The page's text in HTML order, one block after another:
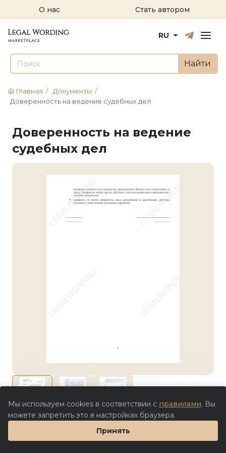
О нас Стать автором
РусскийEnglish
RU
Найти
Главная / Документы /
Доверенность на ведение судебных дел
Доверенность на ведение
судебных дел
Цена партнера
Заполнить шаблон в Doczilla
Мы используем cookies в соответствии с правилами. Вы
можете запретить это в настройках браузера.
Принять